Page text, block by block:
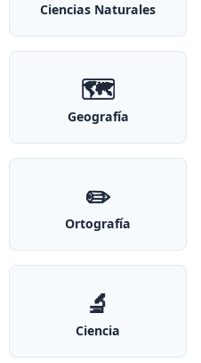
Ciencias Naturales
🗺️
Geografía
✏️
Ortografía
🔬
Ciencia